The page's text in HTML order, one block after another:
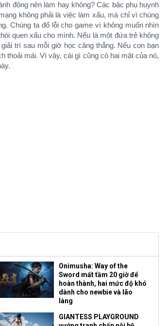
động nên làm hay không? Các bậc phụ huynh
không phải là việc làm xấu, mà chỉ vì chúng
Chúng ta đổ lỗi cho game vì không muốn nhìn
quen xấu cho mình. Nếu là một đứa trẻ không
trí sau mỗi giờ học căng thẳng. Nếu con bạn
thoải mái. Vì vậy, cái gì cũng có hai mặt của nó,
Onimusha: Way of the
Sword mất tầm 20 giờ để
hoàn thành, hai mức độ khó
dành cho newbie và lão
làng
GIANTESS PLAYGROUND